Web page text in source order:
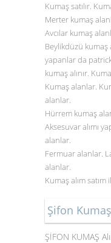
Kumaş satılır.
Merter kumaş
Avcılar kumaş
Beylikdüzü kumaş
yapanlar da
kumaş alınır.
Kumaş alanlar.
alanlar.
Hürrem kumaş
Aksesuvar alımı
alanlar.
Fermuar alanlar.
alanlar.
Kumaş alım satım
Şifon
ŞİFON KUMAŞ